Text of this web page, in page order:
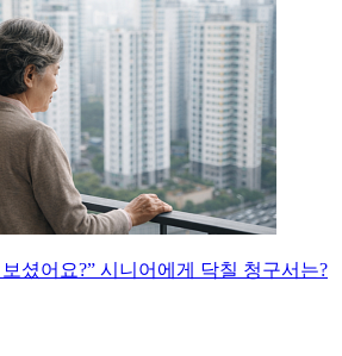
셨어요?” 시니어에게 닥칠 청구서는?